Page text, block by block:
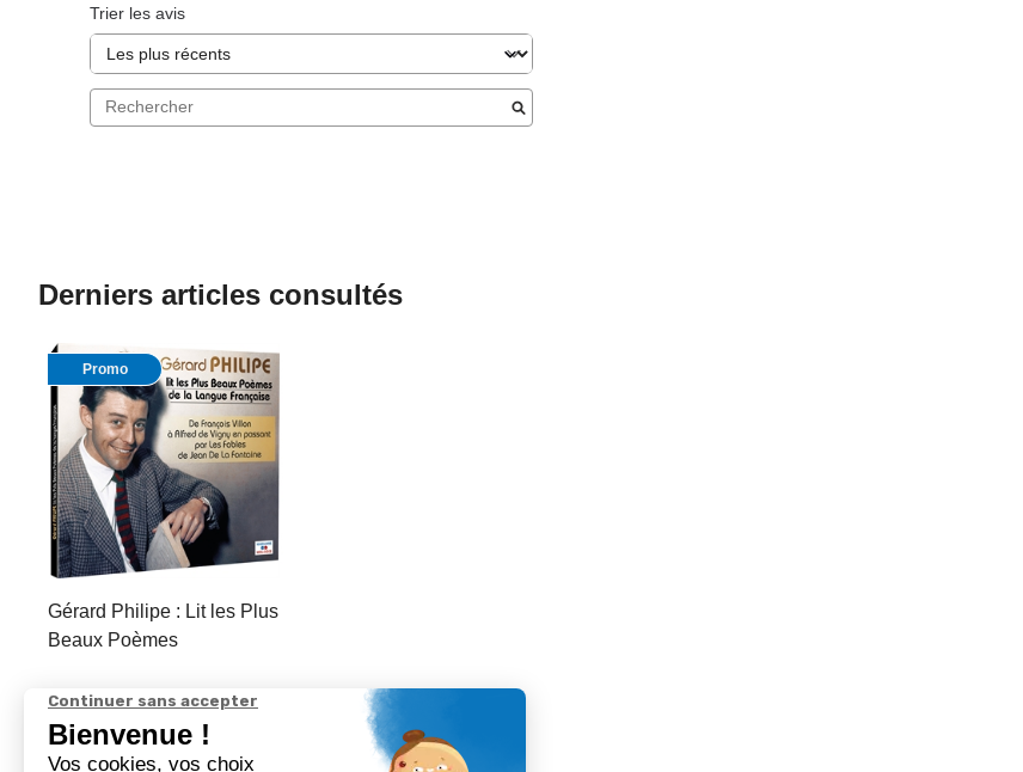
Trier les avis
Derniers articles consultés
Promo
Gérard Philipe : Lit les Plus
Beaux Poèmes